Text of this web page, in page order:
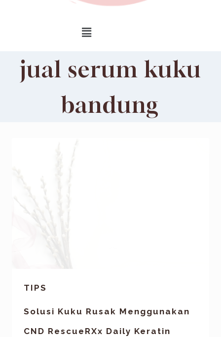
jual serum kuku
bandung
TIPS
Solusi Kuku Rusak Menggunakan
CND RescueRXx Daily Keratin